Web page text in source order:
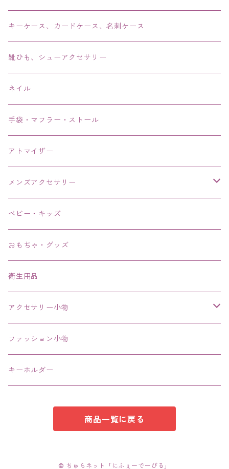
ブレス・バングル・ブレスレット・腕輪
アンクレット
キーケース、カードケース、名刺ケース
靴ひも、シューアクセサリー
ネイル
手袋・マフラー・ストール
アトマイザー
メンズアクセサリー
リング、指輪
ブレスレット、バングル、ブレス、腕輪
ネックレス、チョーカー
その他
ベビー・キッズ
おもちゃ・グッズ
衛生用品
アクセサリー小物
エコバッグ コンビニ
ファッション小物
キーホルダー
商品一覧に戻る
© ちゅらネット「にふぇーでーびる」